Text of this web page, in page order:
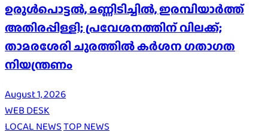
ഉരുൾപൊട്ടൽ, മണ്ണിടിച്ചിൽ, ഇരമ്പിയാര്‍ത്ത്
അതിരപ്പിള്ളി; പ്രവേശനത്തിന് വിലക്ക്;
താമരശേരി ചുരത്തില്‍ കര്‍ശന ഗതാഗത
നിയന്ത്രണം
August 1, 2026
WEB DESK
LOCAL NEWSTOP NEWS